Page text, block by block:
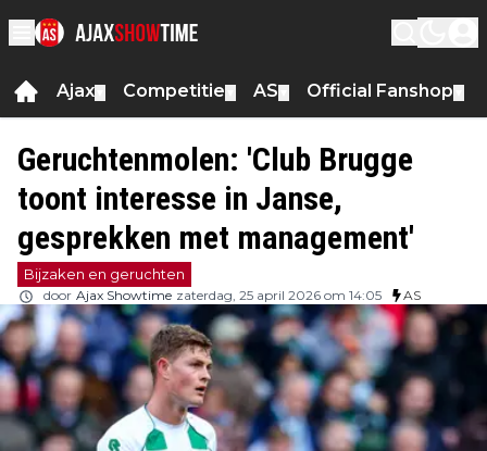
Ajax Competitie AS Official Fanshop
Geruchtenmolen: 'Club Brugge
toont interesse in Janse,
gesprekken met management'
Bijzaken en geruchten
door Ajax Showtime zaterdag, 25 april 2026 om 14:05 AS